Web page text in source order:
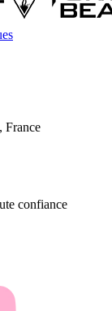
France
confiance